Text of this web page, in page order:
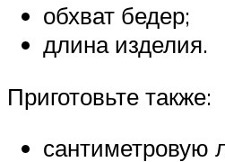
обхват бедер;
длина изделия.
Приготовьте также:
сантиметровую